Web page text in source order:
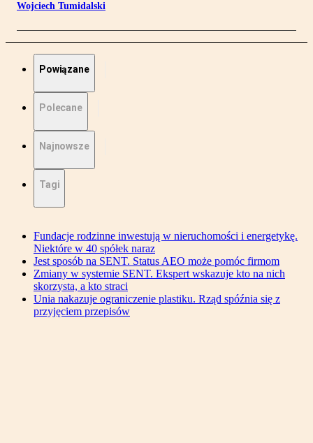
Wojciech Tumidalski
Powiązane
Polecane
Najnowsze
Tagi
Fundacje rodzinne inwestują w nieruchomości i energetykę.
Niektóre w 40 spółek naraz
Jest sposób na SENT. Status AEO może pomóc firmom
Zmiany w systemie SENT. Ekspert wskazuje kto na nich
skorzysta, a kto straci
Unia nakazuje ograniczenie plastiku. Rząd spóźnia się z
przyjęciem przepisów